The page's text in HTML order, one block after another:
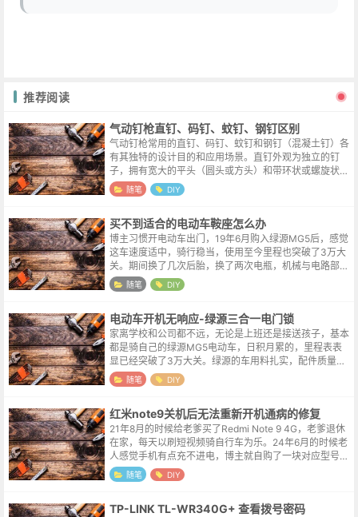
推荐阅读
气动钉枪直钉、码钉、蚊钉、钢钉区别
气动钉枪常用的直钉、码钉、蚊钉和钢钉（混凝土钉）各
有其独特的设计目的和应用场景。直钉外观为独立的钉
子，拥有宽大的平头（圆头或方头）和带环状或螺旋状纹
路的钉杆，其设计核心是提供强大的结构强度与抗拉拔
力，通过纹路增强与木材的咬合，使其难以...
随笔 DIY
买不到适合的电动车鞍座怎么办
博主习惯开电动车出门，19年6月购入绿源MG5后，感觉
这车速度适中，骑行稳当，使用至今里程也突破了3万大
关。期间换了几次后胎，换了两次电瓶，机械与电路部分
一如既往的稳定，就是鞍座日渐磨损。某天实在是看不下
去破破烂烂的鞍座，就想在淘宝或...
随笔 DIY
电动车开机无响应-绿源三合一电门锁
家离学校和公司都不远，无论是上班还是接送孩子，基本
都是骑自己的绿源MG5电动车，日积月累的，里程表表
显已经突破了3万大关。绿源的车用料扎实，配件质量稳
定，虽然在一些新潮的功能上跟进的脚步略缓，但开电车
的人群，又有多少时间能放在代步工具...
随笔 DIY
红米note9关机后无法重新开机通病的修复
21年8月的时候给老爹买了Redmi Note 9 4G，老爹退休
在家，每天以刷短视频骑自行车为乐。24年6月的时候老
人感觉手机有点充不进电，博主就自购了一块对应型号的
充电小板，关闭手机后兴致勃勃的换上，然后长按开机
键，结果，手机死活...
随笔 DIY
TP-LINK TL-WR340G+ 查看拨号密码